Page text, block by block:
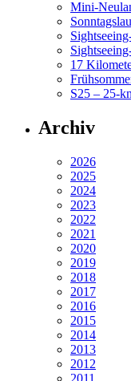
Mini-
17
S25 – 25-
Archiv
2026
2025
2024
2023
2022
2021
2020
2019
2018
2017
2016
2015
2014
2013
2012
2011